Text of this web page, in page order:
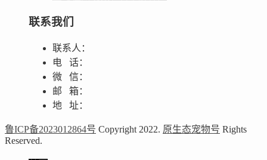
联系我们
联系人：
电 话：
微 信：
邮 箱：
地 址：
鲁ICP备2023012864号 Copyright 2022. 原生态宠物号 Rights
Reserved.